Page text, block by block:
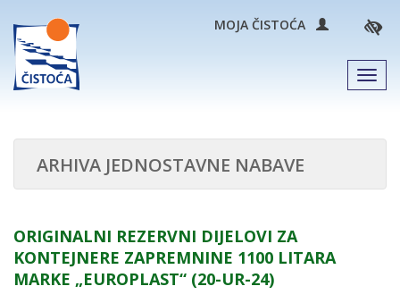
MOJA ČISTOĆA
ARHIVA JEDNOSTAVNE NABAVE
ORIGINALNI REZERVNI DIJELOVI ZA
KONTEJNERE ZAPREMNINE 1100 LITARA
MARKE „EUROPLAST“ (20-UR-24)